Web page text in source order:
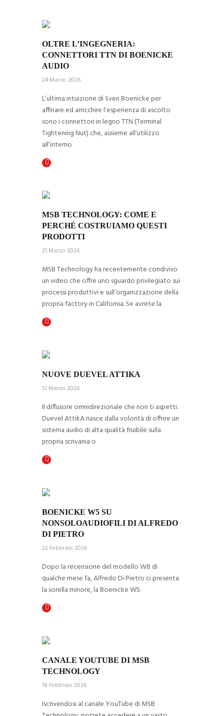
OLTRE L’INGEGNERIA:
CONNETTORI TTN DI BOENICKE
AUDIO
24 Marzo 2026
L’ultima intuizione di Sven Boenicke per
affinare ed arricchire l’esperienza di ascolto
sono i connettori in legno TTN (Terminal
Tightening Nut) che, assieme all’utilizzo
all’interno
MSB TECHNOLOGY: COME E
PERCHÉ COSTRUIAMO QUESTI
PRODOTTI
21 Marzo 2026
MSB Technology ha recentemente condiviso
un video che offre uno sguardo privilegiato sui
processi produttivi e sull’organizzazione della
propria factory in California. Se avrete la
NUOVE DUEVEL ATTIKA
12 Marzo 2026
Il diffusore omnidirezionale che non ti aspetti:
Duevel AttikA nasce dalla volontà di offrire un
sistema audio di alta qualità fruibile sulla
propria scrivania o
BOENICKE W5 SU
NONSOLOAUDIOFILI DI ALFREDO
DI PIETRO
22 Febbraio 2026
Dopo la recensione del modello W8 di
qualche mese fa, Alfredo Di Pietro ci presenta
la sorella minore, la Boenicke W5.
CANALE YOUTUBE DI MSB
TECHNOLOGY
18 Febbraio 2026
Iscrivendosi al canale YouTube di MSB